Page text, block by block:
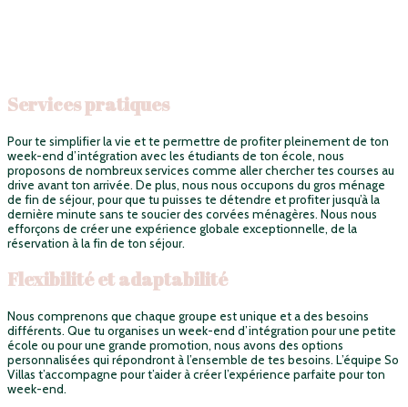
Services pratiques
Pour te simplifier la vie et te permettre de profiter pleinement de ton
week-end d’intégration avec les étudiants de ton école, nous
proposons de nombreux services comme aller chercher tes courses au
drive avant ton arrivée. De plus, nous nous occupons du gros ménage
de fin de séjour, pour que tu puisses te détendre et profiter jusqu’à la
dernière minute sans te soucier des corvées ménagères. Nous nous
efforçons de créer une expérience globale exceptionnelle, de la
réservation à la fin de ton séjour.
Flexibilité et adaptabilité
Nous comprenons que chaque groupe est unique et a des besoins
différents. Que tu organises un week-end d’intégration pour une petite
école ou pour une grande promotion, nous avons des options
personnalisées qui répondront à l’ensemble de tes besoins. L’équipe So
Villas t’accompagne pour t’aider à créer l’expérience parfaite pour ton
week-end.